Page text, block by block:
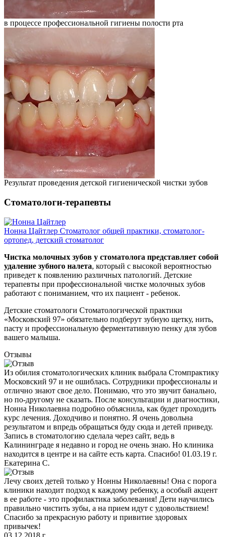
в процессе профессиональной гигиены полости рта
Результат проведения детской гигиенической чистки зубов
Стоматологи-терапевты
Нонна Цайтлер Стомaтолог общей практики, cтомaтолог-
ортопед, детский cтомaтолог
Чистка молочных зубов у стоматолога представляет собой
удаление зубного налета, который с высокой вероятностью
приведет к появлению различных патологий. Детские
терапевты при профессиональной чистке молочных зубов
работают с пониманием, что их пациент - ребенок.
Детские стоматологи Стоматологической практики
«Московский 97» обязательно подберут зубную щетку, нить,
пасту и профессиональную ферментативную пенку для зубов
вашего малыша.
Отзывы
Из обилия стоматологических клиник выбрала Стомпрактику
Московский 97 и не ошиблась. Сотрудники профессионалы и
отлично знают свое дело. Понимаю, что это звучит банально,
но по-другому не сказать. После консультации и диагностики,
Нонна Николаевна подробно объяснила, как будет проходить
курс лечения. Доходчиво и понятно. Я очень довольна
результатом и впредь обращаться буду сюда и детей приведу.
Запись в стоматологию сделала через сайт, ведь в
Калининграде я недавно и город не очень знаю. Но клиника
находится в центре и на сайте есть карта. Спасибо! 01.03.19 г.
Екатерина С.
Лечу своих детей только у Нонны Николаевны! Она с порога
клиники находит подход к каждому ребенку, а особый акцент
в ее работе - это профилактика заболевания! Дети научились
правильно чистить зубы, а на прием идут с удовольствием!
Спасибо за прекрасную работу и привитие здоровых
привычек!
03.12.2018 г.